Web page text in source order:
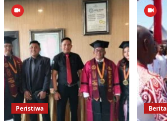
Peristiwa Berita